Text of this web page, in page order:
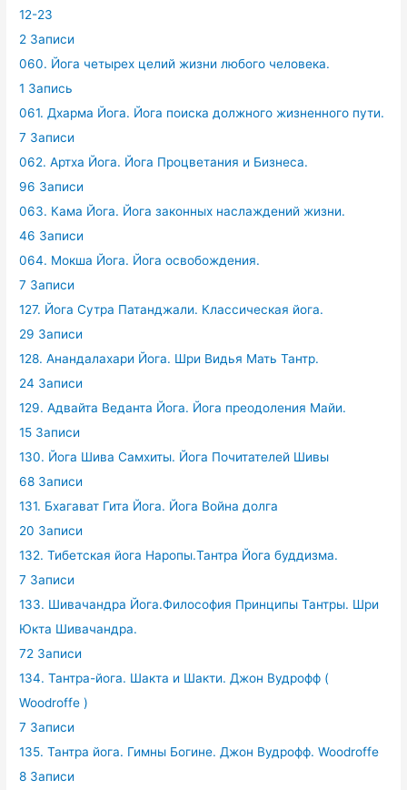
12-23
2 Записи
060. Йога четырех целий жизни любого человека.
1 Запись
061. Дхарма Йога. Йога поиска должного жизненного пути.
7 Записи
062. Артха Йога. Йога Процветания и Бизнеса.
96 Записи
063. Кама Йога. Йога законных наслаждений жизни.
46 Записи
064. Мокша Йога. Йога освобождения.
7 Записи
127. Йога Сутра Патанджали. Классическая йога.
29 Записи
128. Анандалахари Йога. Шри Видья Мать Тантр.
24 Записи
129. Адвайта Веданта Йога. Йога преодоления Майи.
15 Записи
130. Йога Шива Самхиты. Йога Почитателей Шивы
68 Записи
131. Бхагават Гита Йога. Йога Война долга
20 Записи
132. Тибетская йога Наропы.Тантра Йога буддизма.
7 Записи
133. Шивачандра Йога.Философия Принципы Тантры. Шри
Юкта Шивачандра.
72 Записи
134. Тантра-йога. Шакта и Шакти. Джон Вудрофф (
Woodroffe )
7 Записи
135. Тантра йога. Гимны Богине. Джон Вудрофф. Woodroffe
8 Записи